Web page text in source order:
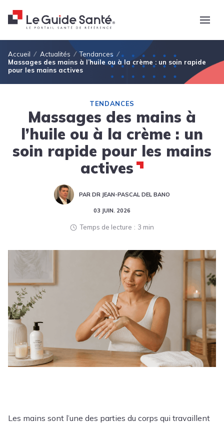
Fil d'Ariane
Accueil Actualités
Tendances
Massages des mains à l’huile ou à la crème : un soin rapide
pour les mains actives
TENDANCES
Massages des mains à
l’huile ou à la crème : un
soin rapide pour les mains
actives
PAR DR JEAN-PASCAL DEL BANO
03 JUIN. 2026
Temps de lecture 3 min
Les mains sont l’une des parties du corps qui travaillent